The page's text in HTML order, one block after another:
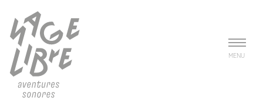
MENU